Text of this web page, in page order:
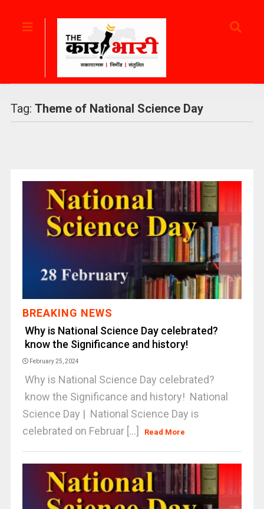
Tag: Theme of National Science Day
BREAKING NEWS
Why is National Science Day celebrated?
know the Significance and history!
February 25, 2024
Why is National Science Day celebrated?
know the Significance and history! National
Science Day | National Science Day is
celebrated on Februar [...]
Read More